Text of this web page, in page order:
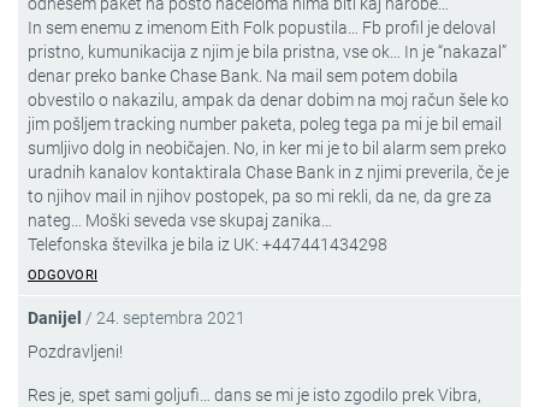
In sem enemu z imenom Eith Folk popustila… Fb profil je deloval
pristno, kumunikacija z njim je bila pristna, vse ok… In je “nakazal”
denar preko banke Chase Bank. Na mail sem potem dobila
obvestilo o nakazilu, ampak da denar dobim na moj račun šele ko
jim pošljem tracking number paketa, poleg tega pa mi je bil email
sumljivo dolg in neobičajen. No, in ker mi je to bil alarm sem preko
uradnih kanalov kontaktirala Chase Bank in z njimi preverila, če je
to njihov mail in njihov postopek, pa so mi rekli, da ne, da gre za
nateg… Moški seveda vse skupaj zanika…
Telefonska številka je bila iz UK: +447441434298
ODGOVORI
Danijel / 24. septembra 2021
Pozdravljeni!
Res je, spet sami goljufi… dans se mi je isto zgodilo prek Vibra,